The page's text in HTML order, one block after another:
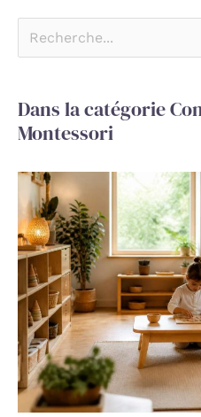
Dans la catégorie
Montessori